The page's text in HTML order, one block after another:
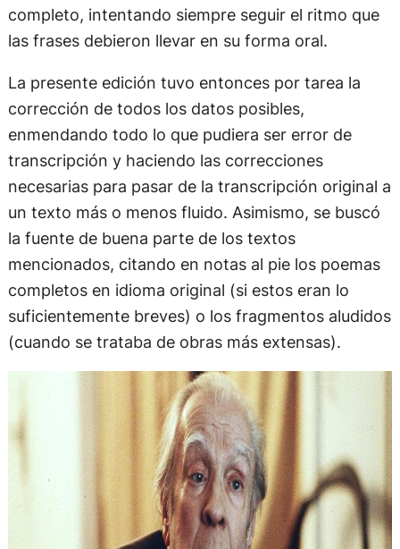
completo, intentando siempre seguir el ritmo que
las frases debieron llevar en su forma oral.
La presente edición tuvo entonces por tarea la
corrección de todos los datos posibles,
enmendando todo lo que pudiera ser error de
transcripción y haciendo las correcciones
necesarias para pasar de la transcripción original a
un texto más o menos fluido. Asimismo, se buscó
la fuente de buena parte de los textos
mencionados, citando en notas al pie los poemas
completos en idioma original (si estos eran lo
suficientemente breves) o los fragmentos aludidos
(cuando se trataba de obras más extensas).